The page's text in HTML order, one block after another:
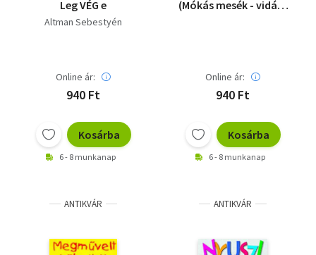
Leg VÉG e
Altman Sebestyén
Online ár:
940 Ft
Kosárba
6 - 8 munkanap
(Mókás mesék - vidám
Online ár:
940 Ft
Kosárba
6 - 8 munkanap
ANTIKVÁR ANTIKVÁR